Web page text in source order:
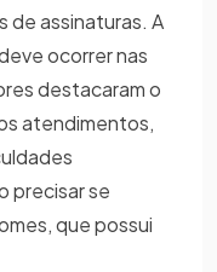
de assinaturas. A
ocorrer nas
destacaram o
atendimentos,
precisar se
que possui